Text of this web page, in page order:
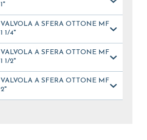
1"
VALVOLA A SFERA OTTONE MF
1 1/4"
VALVOLA A SFERA OTTONE MF
1 1/2"
VALVOLA A SFERA OTTONE MF
2"